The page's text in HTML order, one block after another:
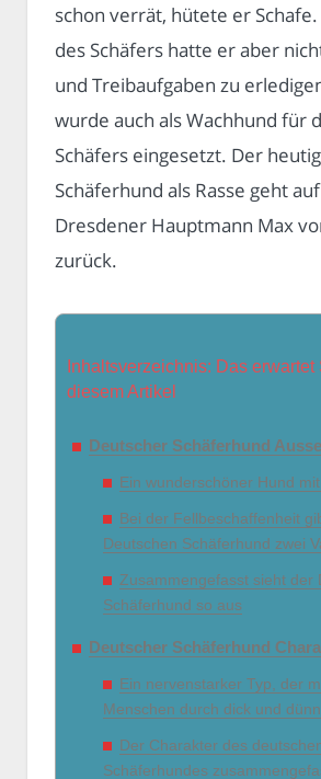
schon verrät, hütete er
des Schäfers hatte er aber
und Treibaufgaben zu
wurde auch als Wachhund für
Schäfers eingesetzt. Der
Schäferhund als Rasse geht
Dresdener Hauptmann Max
zurück.
Inhaltsverzeichnis: Das erwartet
diesem Artikel
Deutscher Schäferhund
Ein wunderschöner Hund
Bei der Fellbeschaffenheit
Deutschen Schäferhund zwei
Zusammengefasst sieht der
Schäferhund so aus
Deutscher Schäferhund
Ein nervenstarker Typ, der
Menschen durch dick und
Der Charakter des
Schäferhundes